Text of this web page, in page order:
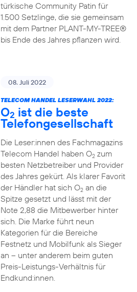
türkische Community Patin für
1.500 Setzlinge, die sie gemeinsam
mit dem Partner PLANT-MY-TREE®
bis Ende des Jahres pflanzen wird.
08. Juli 2022
TELECOM HANDEL LESERWAHL 2022:
O2 ist die beste
Telefongesellschaft
Die Leser:innen des Fachmagazins
Telecom Handel haben O2zum
besten Netzbetreiber und Provider
des Jahres gekürt. Als klarer Favorit
der Händler hat sich O2an die
Spitze gesetzt und lässt mit der
Note 2,88 die Mitbewerber hinter
sich. Die Marke führt neun
Kategorien für die Bereiche
Festnetz und Mobilfunk als Sieger
an – unter anderem beim guten
Preis-Leistungs-Verhältnis für
Endkund:innen.